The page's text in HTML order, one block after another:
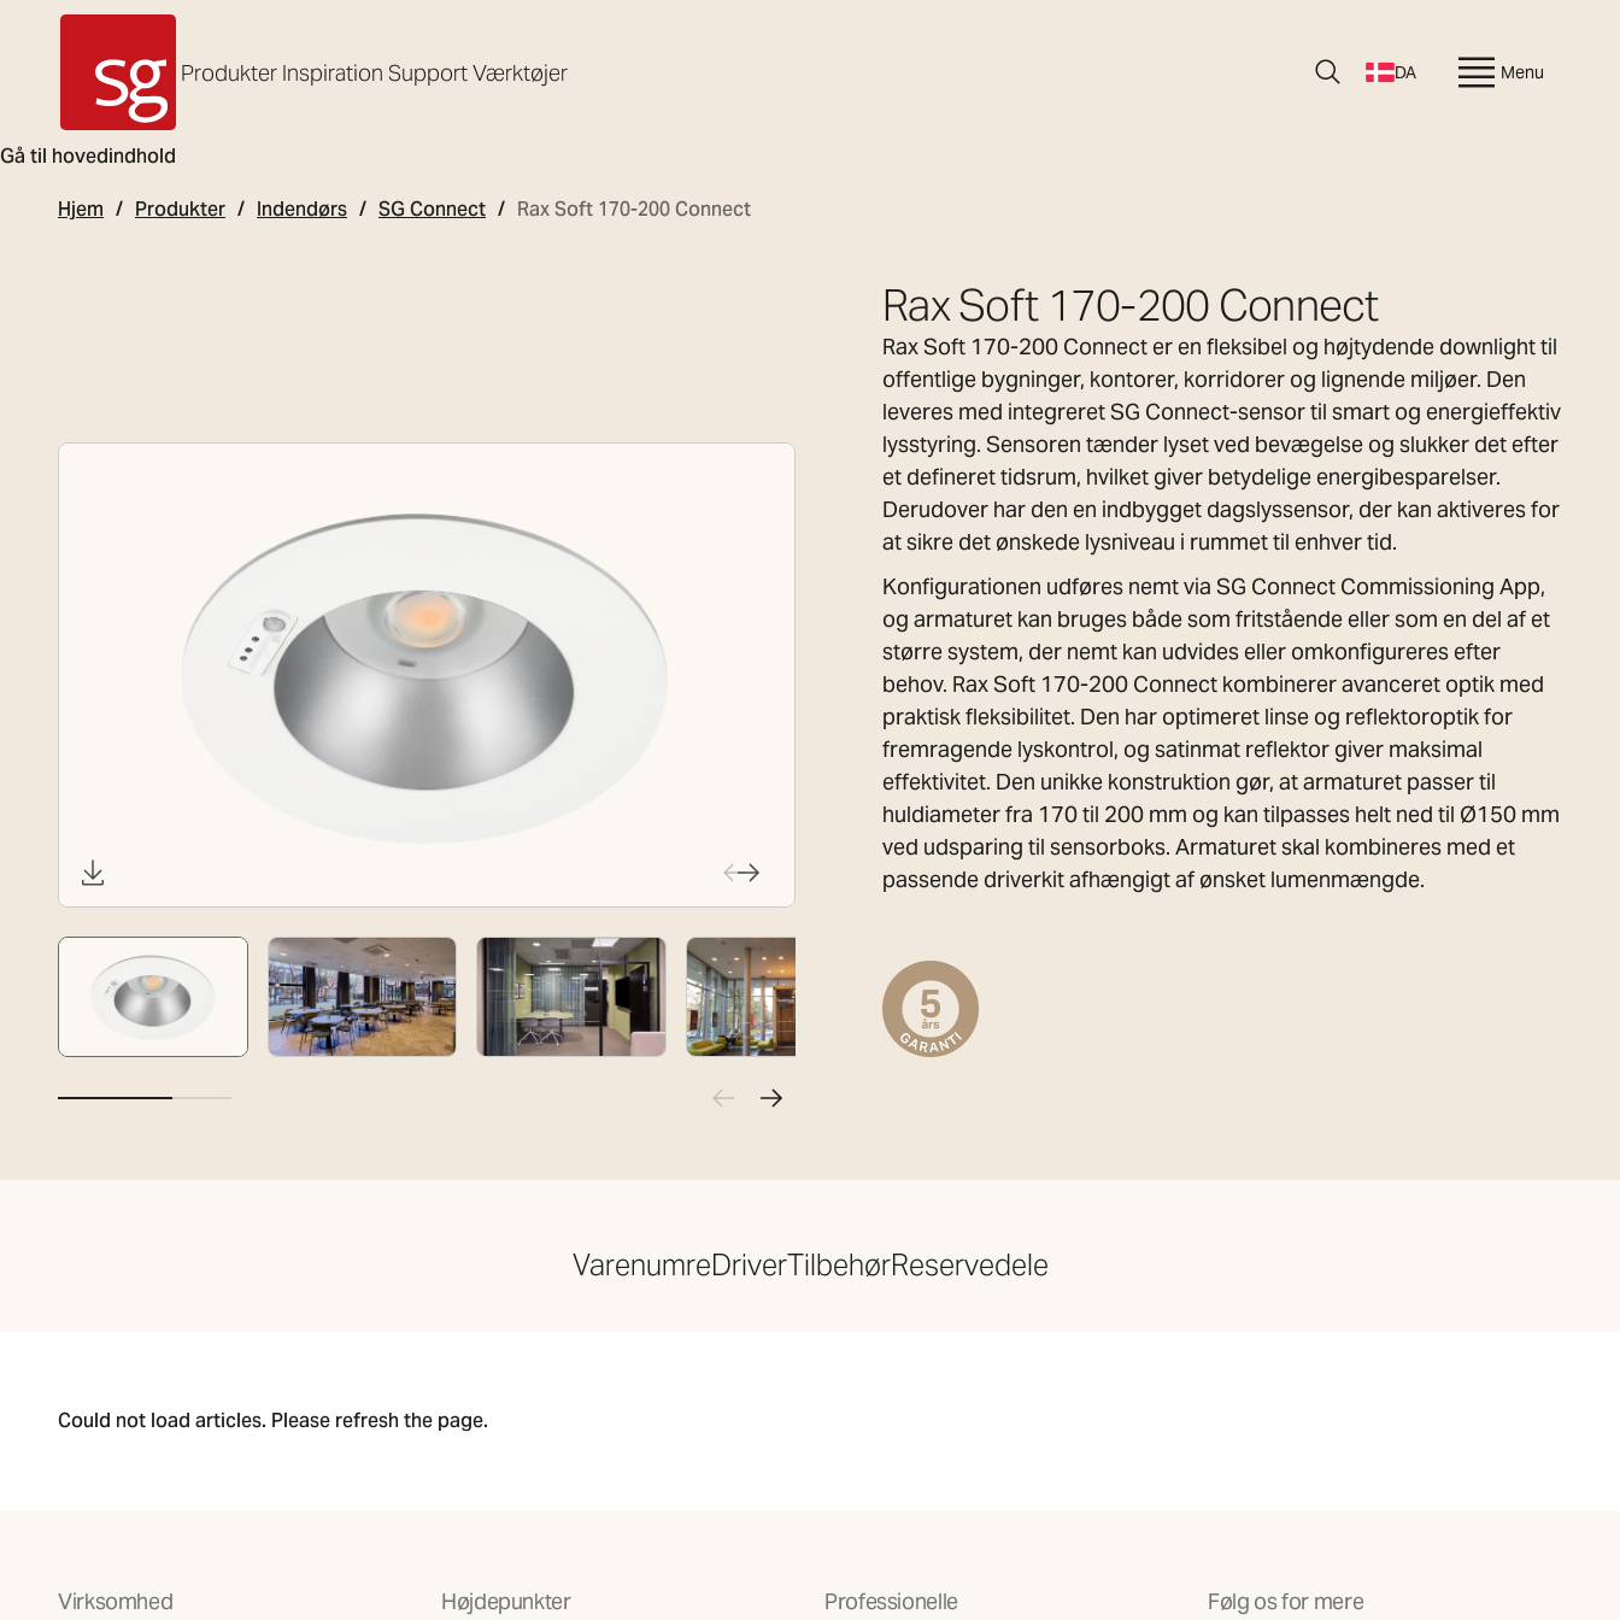
Gå til hovedindhold
SG Armaturen
Produkter Inspiration SupportVærktøjer DA Menu
Hjem Produkter Indendørs SG Connect Rax Soft 170-200 Connect
Rax Soft 170-200 Connect
Rax Soft 170-200 Connect er en fleksibel og højtydende downlight til
offentlige bygninger, kontorer, korridorer og lignende miljøer. Den
leveres med integreret SG Connect-sensor til smart og energieffektiv
lysstyring. Sensoren tænder lyset ved bevægelse og slukker det efter
et defineret tidsrum, hvilket giver betydelige energibesparelser.
Derudover har den en indbygget dagslyssensor, der kan aktiveres for
at sikre det ønskede lysniveau i rummet til enhver tid.
Konfigurationen udføres nemt via SG Connect Commissioning App,
og armaturet kan bruges både som fritstående eller som en del af et
større system, der nemt kan udvides eller omkonfigureres efter
behov. Rax Soft 170-200 Connect kombinerer avanceret optik med
praktisk fleksibilitet. Den har optimeret linse og reflektoroptik for
fremragende lyskontrol, og satinmat reflektor giver maksimal
effektivitet. Den unikke konstruktion gør, at armaturet passer til
huldiameter fra 170 til 200 mm og kan tilpasses helt ned til Ø150 mm
ved udsparing til sensorboks. Armaturet skal kombineres med et
passende driverkit afhængigt af ønsket lumenmængde.
VarenumreDriverTilbehørReservedele
Could not load articles. Please refresh the page.
Virksomhed Højdepunkter Professionelle Følg os for mere